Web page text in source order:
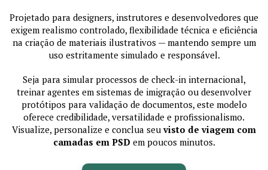
Projetado para designers, instrutores e desenvolvedores que
exigem realismo controlado, flexibilidade técnica e eficiência
na criação de materiais ilustrativos — mantendo sempre um
uso estritamente simulado e responsável.
Seja para simular processos de check-in internacional,
treinar agentes em sistemas de imigração ou desenvolver
protótipos para validação de documentos, este modelo
oferece credibilidade, versatilidade e profissionalismo.
Visualize, personalize e conclua seuvisto de viagem com
camadas em PSD em poucos minutos.